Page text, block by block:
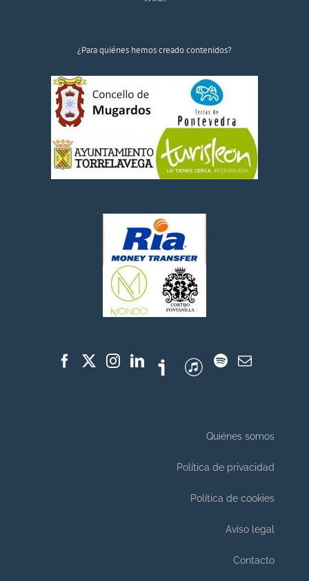
¿Para quiénes hemos creado contenidos?
Quiénes somos
Política de privacidad
Política de cookies
Aviso legal
Contacto